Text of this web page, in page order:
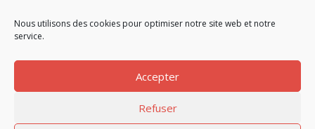
Nous utilisons des cookies pour optimiser notre site web et notre
service.
Accepter
Refuser
Alors n’hésitez plus et réservez au Rialto !